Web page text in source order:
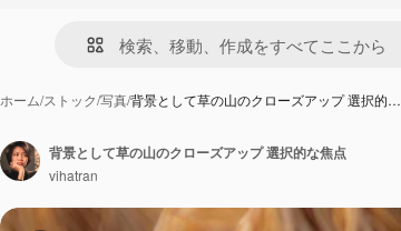
ホーム/ストック/写真/背景として草の山のクローズアップ 選択的…
背景として草の山のクローズアップ 選択的な焦点
vihatran